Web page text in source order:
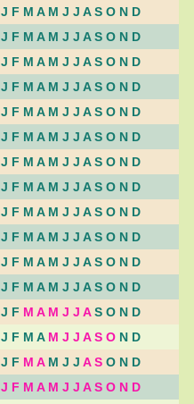
J F M A M J J A S O N D
J F M A M J J A S O N D
J F M A M J J A S O N D
J F M A M J J A S O N D
J F M A M J J A S O N D
J F M A M J J A S O N D
J F M A M J J A S O N D
J F M A M J J A S O N D
J F M A M J J A S O N D
J F M A M J J A S O N D
J F M A M J J A S O N D
J F M A M J J A S O N D
J F M A M J J AS O N D
J F M A M J J A S O N D
J F M A M J J A S O N D
J F M A M J J A S O N D